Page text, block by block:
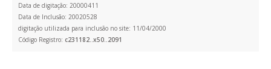
Data de digitação: 20000411
Data de Inclusão: 20020528
digitação utilizada para inclusão no site: 11/04/2000
Código Registro: c231182..x50..2091